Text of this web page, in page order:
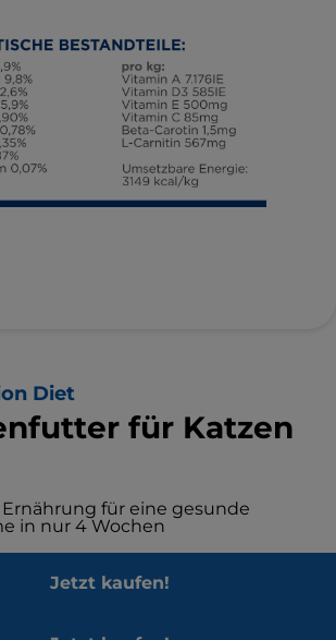
Diet
für Katzen
für eine gesunde
in nur 4 Wochen
Jetzt kaufen!